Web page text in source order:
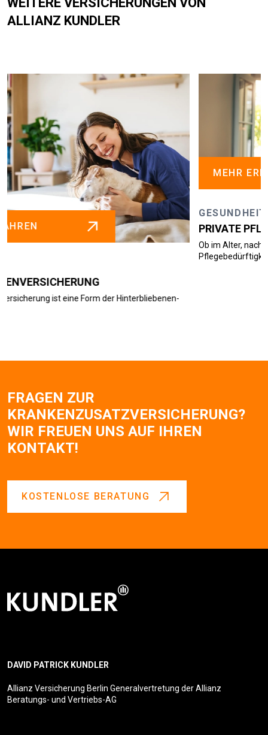
ALLIANZ KUNDLER
MEHR ERFAHREN
GESUNDHEIT
PRIVATE PFLEGEVERSICHERUNG
Ob im Alter, nach einem Unfall oder durch Krankheit –
FRAGEN ZUR
KRANKENZUSATZVERSICHERUNG?
WIR FREUEN UNS AUF IHREN
KONTAKT!
KOSTENLOSE BERATUNG
DAVID PATRICK KUNDLER
Allianz Versicherung Berlin Generalvertretung der Allianz
Beratungs- und Vertriebs-AG